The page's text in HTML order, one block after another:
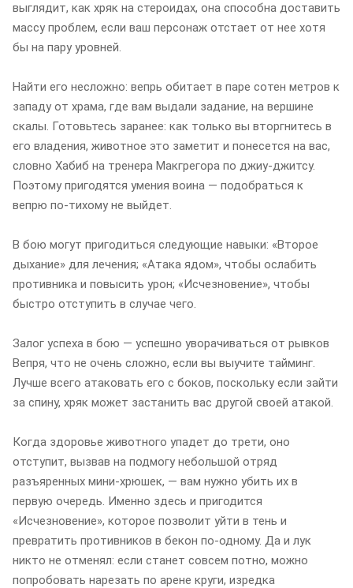
выглядит, как хряк на стероидах, она способна доставить
массу проблем, если ваш персонаж отстает от нее хотя
бы на пару уровней.
Найти его несложно: вепрь обитает в паре сотен метров к
западу от храма, где вам выдали задание, на вершине
скалы. Готовьтесь заранее: как только вы вторгнитесь в
его владения, животное это заметит и понесется на вас,
словно Хабиб на тренера Макгрегора по джиу-джитсу.
Поэтому пригодятся умения воина — подобраться к
вепрю по-тихому не выйдет.
В бою могут пригодиться следующие навыки: «Второе
дыхание» для лечения; «Атака ядом», чтобы ослабить
противника и повысить урон; «Исчезновение», чтобы
быстро отступить в случае чего.
Залог успеха в бою — успешно уворачиваться от рывков
Вепря, что не очень сложно, если вы выучите тайминг.
Лучше всего атаковать его с боков, поскольку если зайти
за спину, хряк может застанить вас другой своей атакой.
Когда здоровье животного упадет до трети, оно
отступит, вызвав на подмогу небольшой отряд
разъяренных мини-хрюшек, — вам нужно убить их в
первую очередь. Именно здесь и пригодится
«Исчезновение», которое позволит уйти в тень и
превратить противников в бекон по-одному. Да и лук
никто не отменял: если станет совсем потно, можно
попробовать нарезать по арене круги, изредка